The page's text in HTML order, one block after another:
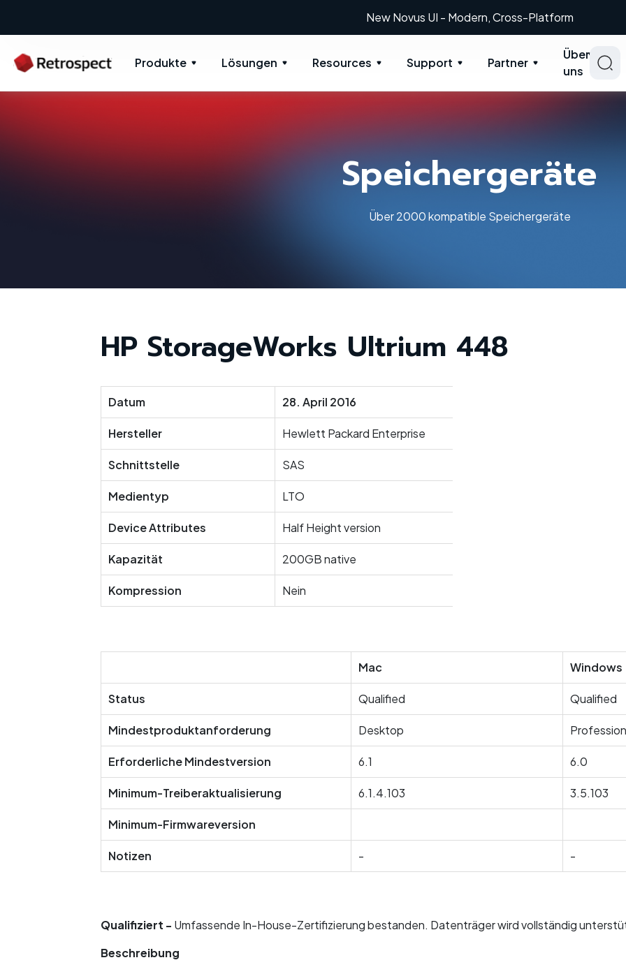
New Novus UI - Modern, Cross-Platform
Produkte Lösungen Resources Support Partner
Über
uns
Speichergeräte
Über 2000 kompatible Speichergeräte
HP StorageWorks Ultrium 448
Datum 28. April 2016
Hersteller Hewlett Packard Enterprise
Schnittstelle SAS
Medientyp LTO
Device Attributes Half Height version
Kapazität 200GB native
Kompression Nein
Mac Windows
Status Qualified Qualified
Mindestproduktanforderung Desktop
Erforderliche Mindestversion 6.1 6.0
Minimum-Treiberaktualisierung 6.1.4.103 3.5.103
Minimum-Firmwareversion
Notizen - -
Qualifiziert - Umfassende In-House-Zertifizierung bestanden. Datenträger wird vollständig
Beschreibung